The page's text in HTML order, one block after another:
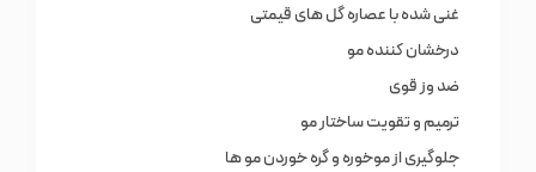
غنی شده با عصاره گل های قیمتی
درخشان کننده مو
ضد وز قوی
ترمیم و تقویت ساختار مو
جلوگیری از موخوره و گره خوردن مو ها